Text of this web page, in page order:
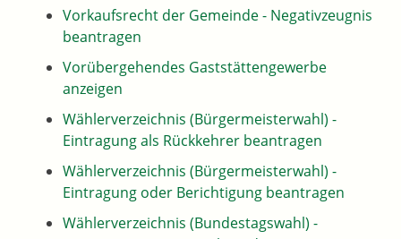
Vorkaufsrecht der Gemeinde - Negativzeugnis
beantragen
Vorübergehendes Gaststättengewerbe
anzeigen
Wählerverzeichnis (Bürgermeisterwahl) -
Eintragung als Rückkehrer beantragen
Wählerverzeichnis (Bürgermeisterwahl) -
Eintragung oder Berichtigung beantragen
Wählerverzeichnis (Bundestagswahl) -